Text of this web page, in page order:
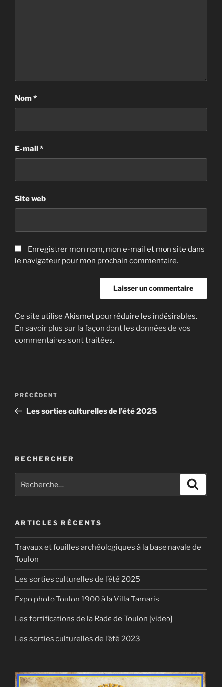
Nom*
E-mail*
Site web
Enregistrer mon nom, mon e-mail et mon site dans
le navigateur pour mon prochain commentaire.
Ce site utilise Akismet pour réduire les indésirables.
En savoir plus sur la façon dont les données de vos
commentaires sont traitées.
Navigation
l’article
Article
précédent
PRÉCÉDENT
Les sorties culturelles de l’été 2025
RECHERCHER
pour
ARTICLES RÉCENTS
Travaux et fouilles archéologiques à la base navale de
Toulon
Les sorties culturelles de l’été 2025
Expo photo Toulon 1900 à la Villa Tamaris
Les fortifications de la Rade de Toulon [video]
Les sorties culturelles de l’été 2023